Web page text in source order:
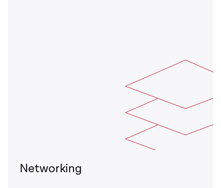
Networking